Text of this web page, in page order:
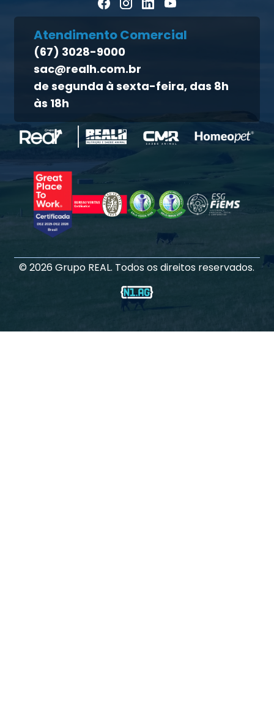
Direito dos titulares
Política de qualidade
Atendimento ao titular
Canal de ética
Blog Pecuária Forte
Homeopet
Atendimento Comercial
(67) 3028-9000
sac@realh.com.br
de segunda à sexta-feira, das 8h
às 18h
©2026Grupo REAL. Todos os direitos reservados.